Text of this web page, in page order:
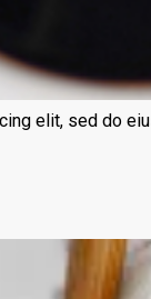
elit, sed do